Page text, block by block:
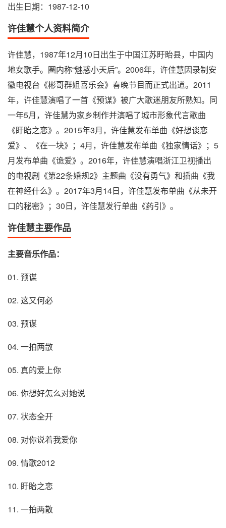
出生日期：1987-12-10
许佳慧个人资料简介
许佳慧，1987年12月10日出生于中国江苏盱眙县，中国内
地女歌手。圈内称“魅惑小天后”。2006年，许佳慧因录制安
徽电视台《彬哥群姐喜乐会》春晚节目而正式出道。2011
年，许佳慧演唱了一首《预谋》被广大歌迷朋友所熟知。同
一年5月，许佳慧为家乡制作并演唱了城市形象代言歌曲
《盱眙之恋》。2015年3月，许佳慧发布单曲《好想谈恋
爱》、《在一块》；4月，许佳慧发布单曲《独家情话》；5
月发布单曲《诡爱》。2016年，许佳慧演唱浙江卫视播出
的电视剧《第22条婚规2》主题曲《没有勇气》和插曲《我
在神经什么》。2017年3月14日，许佳慧发布单曲《从未开
口的秘密》；30日，许佳慧发行单曲《药引》。
许佳慧主要作品
主要音乐作品：
01. 预谋
02. 这又何必
03. 预谋
04. 一拍两散
05. 真的爱上你
06. 你想好怎么对她说
07. 状态全开
08. 对你说着我爱你
09. 情歌2012
10. 盱眙之恋
11. 一拍两散